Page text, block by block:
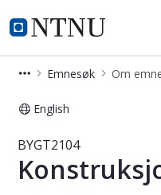
NTNU Hjemmeside
Studier
Emnesøk Om
English
Emne -
BYGT2104